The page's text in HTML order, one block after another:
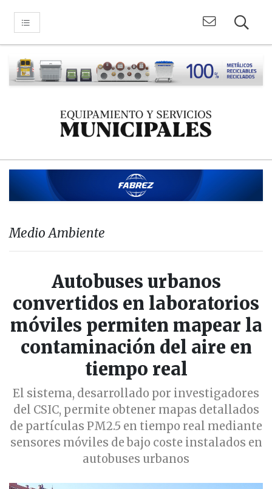
Medio Ambiente
Autobuses urbanos
convertidos en laboratorios
móviles permiten mapear la
contaminación del aire en
tiempo real
El sistema, desarrollado por investigadores
del CSIC, permite obtener mapas detallados
de partículas PM2.5 en tiempo real mediante
sensores móviles de bajo coste instalados en
autobuses urbanos